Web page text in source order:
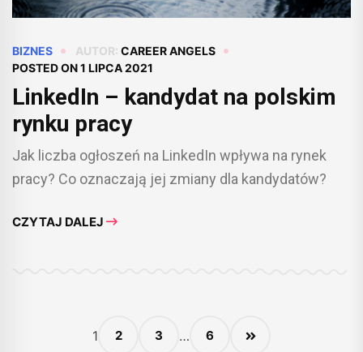
BIZNES AUTOR: CAREER ANGELS
POSTED ON1 LIPCA 2021
LinkedIn – kandydat na polskim
rynku pracy
Jak liczba ogłoszeń na LinkedIn wpływa na rynek
pracy? Co oznaczają jej zmiany dla kandydatów?
CZYTAJ DALEJ
1 2 3 … 6